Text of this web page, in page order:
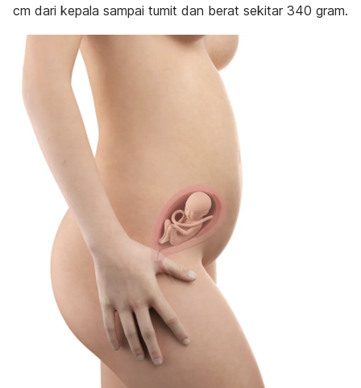
cm dari kepala sampai tumit dan berat sekitar 340 gram.